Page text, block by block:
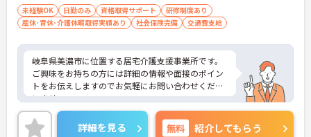
未経験OK 日勤のみ 資格取得サポート
研修制度あり
産休･育休･介護休暇取得実績あり
社会保険完備 交通費支給
岐阜県美濃市に位置する居宅介護支援事業所です。
ご興味をお持ちの方には詳細の情報や面接のポイン
トをお伝えしますのでお気軽にお問い合わせくださ
いませ。
詳細を見る 無料 紹介してもらう